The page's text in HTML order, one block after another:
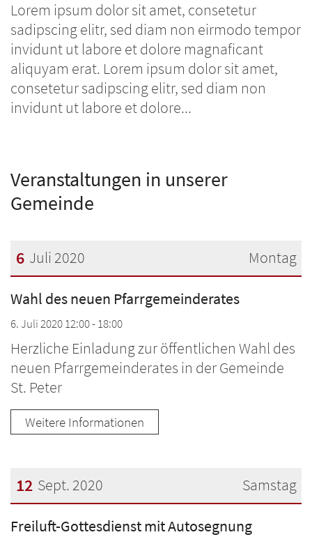
Lorem ipsum dolor sit amet, consetetur
sadipscing elitr, sed diam non eirmodo tempor
invidunt ut labore et dolore magnaficant
aliquyam erat. Lorem ipsum dolor sit amet,
consetetur sadipscing elitr, sed diam non
invidunt ut labore et dolore...
Veranstaltungen in unserer
Gemeinde
Montag
6 Juli 2020
Datum: 6. Juli 2020
Wahl des neuen Pfarrgemeinderates
6. Juli 2020 12:00 - 18:00
Herzliche Einladung zur öffentlichen Wahl des
neuen Pfarrgemeinderates in der Gemeinde
St. Peter
Weitere Informationen
Samstag
12 Sept. 2020
Datum: 12. September 2020
Freiluft-Gottesdienst mit Autosegnung